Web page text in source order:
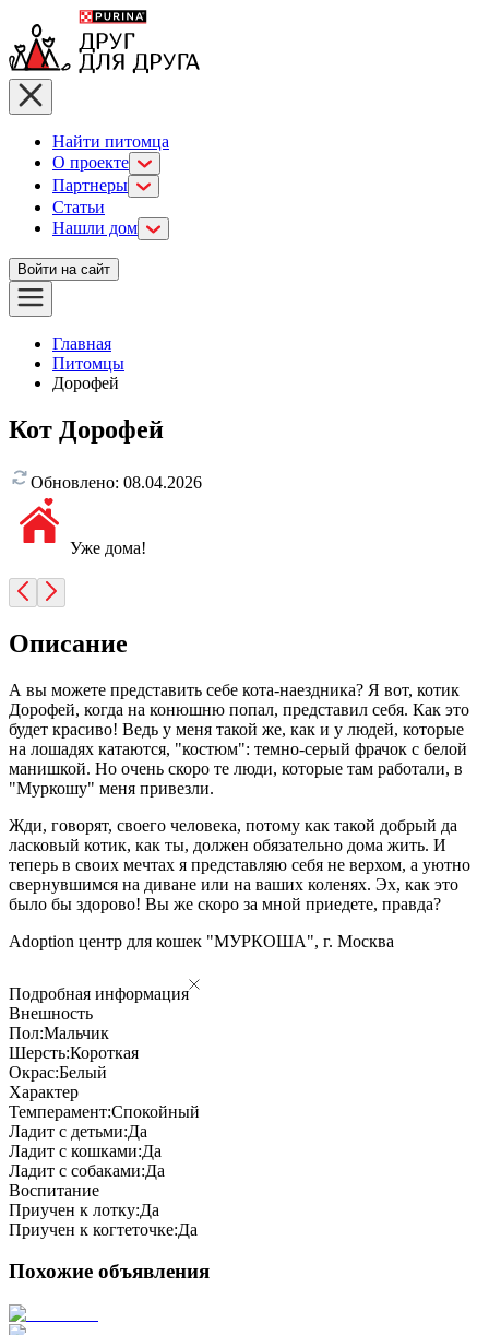
Найти питомца
О проекте
Партнеры
Статьи
Нашли дом
Войти на сайт
Главная
Питомцы
Дорофей
Кот Дорофей
Обновлено: 08.04.2026
Уже дома!
Описание
А вы можете представить себе кота-наездника? Я вот, котик
Дорофей, когда на конюшню попал, представил себя. Как это
будет красиво! Ведь у меня такой же, как и у людей, которые
на лошадях катаются, "костюм": темно-серый фрачок с белой
манишкой. Но очень скоро те люди, которые там работали, в
"Муркошу" меня привезли.
Жди, говорят, своего человека, потому как такой добрый да
ласковый котик, как ты, должен обязательно дома жить. И
теперь в своих мечтах я представляю себя не верхом, а уютно
свернувшимся на диване или на ваших коленях. Эх, как это
было бы здорово! Вы же скоро за мной приедете, правда?
Adoption центр для кошек "МУРКОША", г. Москва
Подробная информация
Внешность
Пол:Мальчик
Шерсть:Короткая
Окрас:Белый
Характер
Темперамент:Спокойный
Ладит с детьми:Да
Ладит с кошками:Да
Ладит с собаками:Да
Воспитание
Приучен к лотку:Да
Приучен к когтеточке:Да
Похожие объявления